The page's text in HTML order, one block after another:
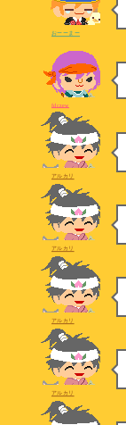
おーーまー
fdczew
アルカリ
アルカリ
アルカリ
アルカリ